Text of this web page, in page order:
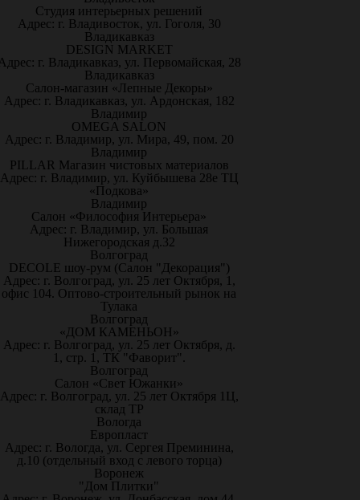
Студия интерьерных решений
Адрес: г. Владивосток, ул. Гоголя, 30
Владикавказ
DESIGN MARKET
г. Владикавказ, ул. Первомайская, 28
Владикавказ
Салон-магазин «Лепные Декоры»
Адрес: г. Владикавказ, ул. Ардонская, 182
Владимир
OMEGA SALON
Адрес: г. Владимир, ул. Мира, 49, пом. 20
Владимир
PILLAR Магазин чистовых материалов
Адрес: г. Владимир, ул. Куйбышева 28е ТЦ
«Подкова»
Владимир
Салон «Философия Интерьера»
Адрес: г. Владимир, ул. Большая
Нижегородская д.32
Волгоград
DECOLE шоу-рум (Салон "Декорация")
Адрес: г. Волгоград, ул. 25 лет Октября, 1,
офис 104. Оптово-строительный рынок на
Тулака
Волгоград
«ДОМ КАМЕНЬОН»
Адрес: г. Волгоград, ул. 25 лет Октября, д.
1, стр. 1, ТК "Фаворит".
Волгоград
Салон «Свет Южанки»
Адрес: г. Волгоград, ул. 25 лет Октября 1Ц,
склад ТР
Вологда
Европласт
Адрес: г. Вологда, ул. Сергея Преминина,
д.10 (отдельный вход с левого торца)
Воронеж
"Дом Плитки"